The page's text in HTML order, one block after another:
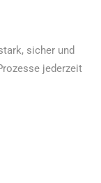
sicher und
jederzeit